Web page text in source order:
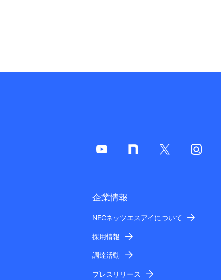
企業情報
NECネッツエスアイについて
採用情報
調達活動
プレスリリース